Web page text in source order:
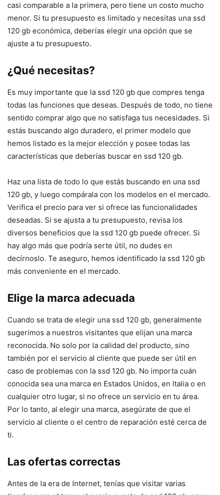
casi comparable a la primera, pero tiene un costo mucho
menor. Si tu presupuesto es limitado y necesitas una ssd
120 gb económica, deberías elegir una opción que se
ajuste a tu presupuesto.
¿Qué necesitas?
Es muy importante que la ssd 120 gb que compres tenga
todas las funciones que deseas. Después de todo, no tiene
sentido comprar algo que no satisfaga tus necesidades. Si
estás buscando algo duradero, el primer modelo que
hemos listado es la mejor elección y posee todas las
características que deberías buscar en ssd 120 gb.
Haz una lista de todo lo que estás buscando en una ssd
120 gb, y luego compárala con los modelos en el mercado.
Verifica el precio para ver si ofrece las funcionalidades
deseadas. Si se ajusta a tu presupuesto, revisa los
diversos beneficios que la ssd 120 gb puede ofrecer. Si
hay algo más que podría serte útil, no dudes en
decírnoslo. Te aseguro, hemos identificado la ssd 120 gb
más conveniente en el mercado.
Elige la marca adecuada
Cuando se trata de elegir una ssd 120 gb, generalmente
sugerimos a nuestros visitantes que elijan una marca
reconocida. No solo por la calidad del producto, sino
también por el servicio al cliente que puede ser útil en
caso de problemas con la ssd 120 gb. No importa cuán
conocida sea una marca en Estados Unidos, en Italia o en
cualquier otro lugar, si no ofrece un servicio en tu área.
Por lo tanto, al elegir una marca, asegúrate de que el
servicio al cliente o el centro de reparación esté cerca de
ti.
Las ofertas correctas
Antes de la era de Internet, tenías que visitar varias